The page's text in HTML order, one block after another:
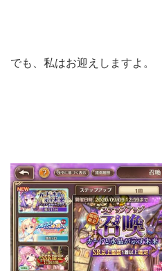
でも、私はお迎えしますよ。